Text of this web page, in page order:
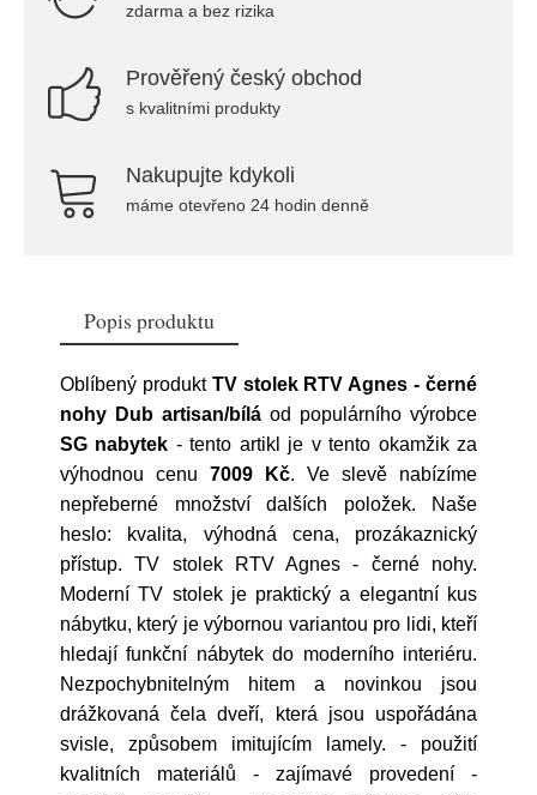
zdarma a bez rizika
Prověřený český obchod
s kvalitními produkty
Nakupujte kdykoli
máme otevřeno 24 hodin denně
Popis produktu
Oblíbený produkt TV stolek RTV Agnes - černé
nohy Dub artisan/bílá od populárního výrobce
SG nabytek - tento artikl je v tento okamžik za
výhodnou cenu 7009 Kč. Ve slevě nabízíme
nepřeberné množství dalších položek. Naše
heslo: kvalita, výhodná cena, prozákaznický
přístup. TV stolek RTV Agnes - černé nohy.
Moderní TV stolek je praktický a elegantní kus
nábytku, který je výbornou variantou pro lidi, kteří
hledají funkční nábytek do moderního interiéru.
Nezpochybnitelným hitem a novinkou jsou
drážkovaná čela dveří, která jsou uspořádána
svisle, způsobem imitujícím lamely. - použití
kvalitních materiálů - zajímavé provedení -